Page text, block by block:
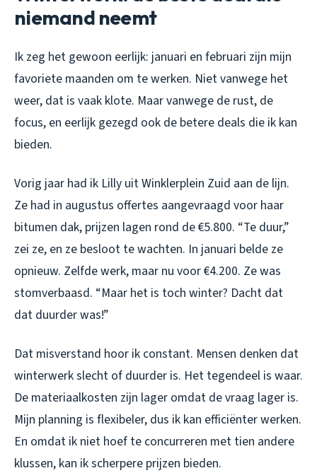
niemand neemt
Ik zeg het gewoon eerlijk: januari en februari zijn mijn
favoriete maanden om te werken. Niet vanwege het
weer, dat is vaak klote. Maar vanwege de rust, de
focus, en eerlijk gezegd ook de betere deals die ik kan
bieden.
Vorig jaar had ik Lilly uit Winklerplein Zuid aan de lijn.
Ze had in augustus offertes aangevraagd voor haar
bitumen dak, prijzen lagen rond de €5.800. “Te duur,”
zei ze, en ze besloot te wachten. In januari belde ze
opnieuw. Zelfde werk, maar nu voor €4.200. Ze was
stomverbaasd. “Maar het is toch winter? Dacht dat
dat duurder was!”
Dat misverstand hoor ik constant. Mensen denken dat
winterwerk slecht of duurder is. Het tegendeel is waar.
De materiaalkosten zijn lager omdat de vraag lager is.
Mijn planning is flexibeler, dus ik kan efficiënter werken.
En omdat ik niet hoef te concurreren met tien andere
klussen, kan ik scherpere prijzen bieden.